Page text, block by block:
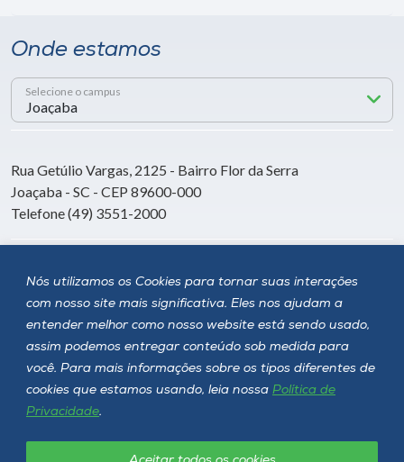
Nós utilizamos os Cookies para tornar suas interações
com nosso site mais significativa. Eles nos ajudam a
entender melhor como nosso website está sendo usado,
assim podemos entregar conteúdo sob medida para
você. Para mais informações sobre os tipos diferentes de
cookies que estamos usando, leia nossa Política de
Privacidade.
Onde estamos
Selecione o campus
Rua Getúlio Vargas, 2125 - Bairro Flor da Serra
Joaçaba - SC - CEP 89600-000
Telefone (49) 3551-2000
Siga a Unoesc